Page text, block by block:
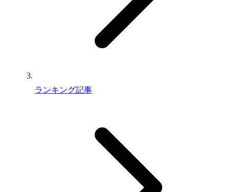
ランキング記事